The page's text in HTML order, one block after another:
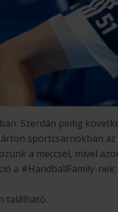
Szerdán pedig
sportcsarnokban
a meccsel, mivel
a #HandballFamily-nek:
található.